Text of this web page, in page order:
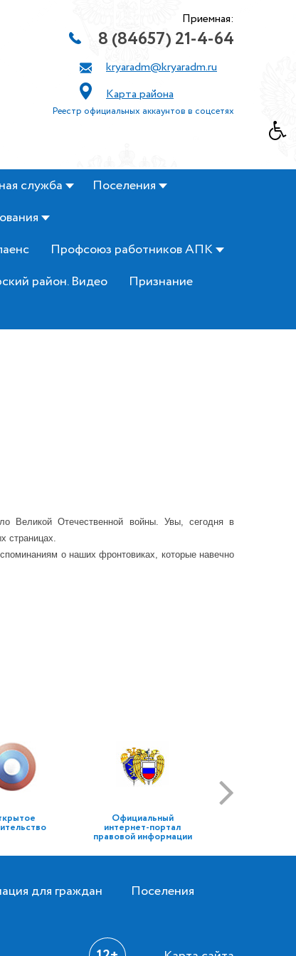
Приемная:
8 (84657) 21-4-64
kryaradm@kryaradm.ru
Карта района
Реестр официальных аккаунтов в соцсетях
служба
Поселения
Профсоюз работников АПК
район. Видео
Признание
Великой Отечественной войны. Увы, сегодня в
страницах.
о наших фронтовиках, которые навечно
Официальный
интернет-портал
правовой информации
для граждан Поселения